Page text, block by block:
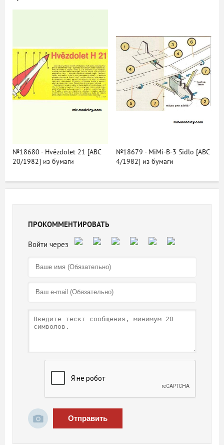
№18680 - Hvězdolet 21 [ABC
20/1982] из бумаги
№18679 - MiMi-B-3 Sidlo [ABC
4/1982] из бумаги
ПРОКОММЕНТИРОВАТЬ
Отправить